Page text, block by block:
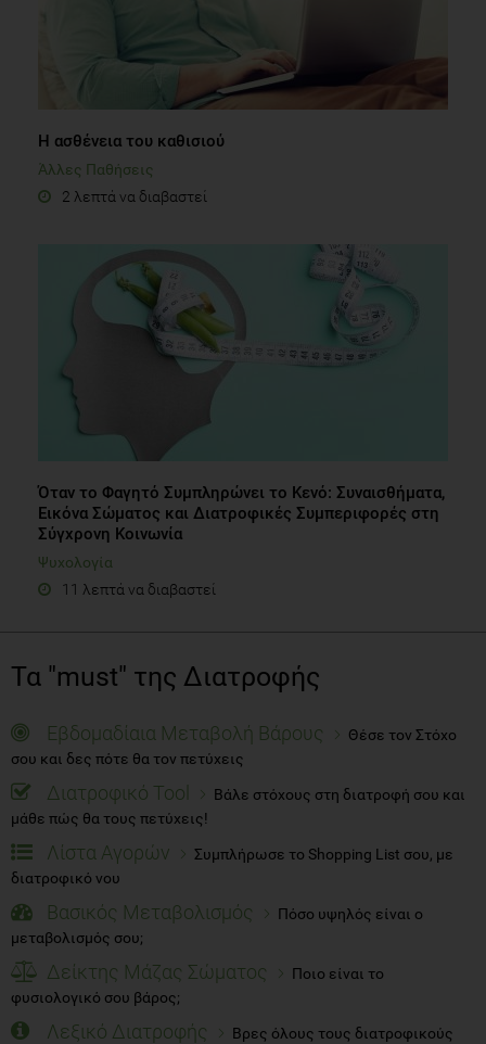
Η ασθένεια του καθισιού
Άλλες Παθήσεις
2 λεπτά να διαβαστεί
Όταν το Φαγητό Συμπληρώνει το Κενό: Συναισθήματα,
Εικόνα Σώματος και Διατροφικές Συμπεριφορές στη
Σύγχρονη Κοινωνία
Ψυχολογία
11 λεπτά να διαβαστεί
Τα "must" της Διατροφής
Εβδομαδίαια Μεταβολή Βάρους
Θέσε τον Στόχο
σου και δες πότε θα τον πετύχεις
Διατροφικό Tool
Βάλε στόχους στη διατροφή σου και
μάθε πώς θα τους πετύχεις!
Λίστα Αγορών
Συμπλήρωσε το Shopping List σου, με
διατροφικό νου
Βασικός Μεταβολισμός
Πόσο υψηλός είναι ο
μεταβολισμός σου;
Δείκτης Μάζας Σώματος
Ποιο είναι το
φυσιολογικό σου βάρος;
Λεξικό Διατροφής
Βρες όλους τους διατροφικούς